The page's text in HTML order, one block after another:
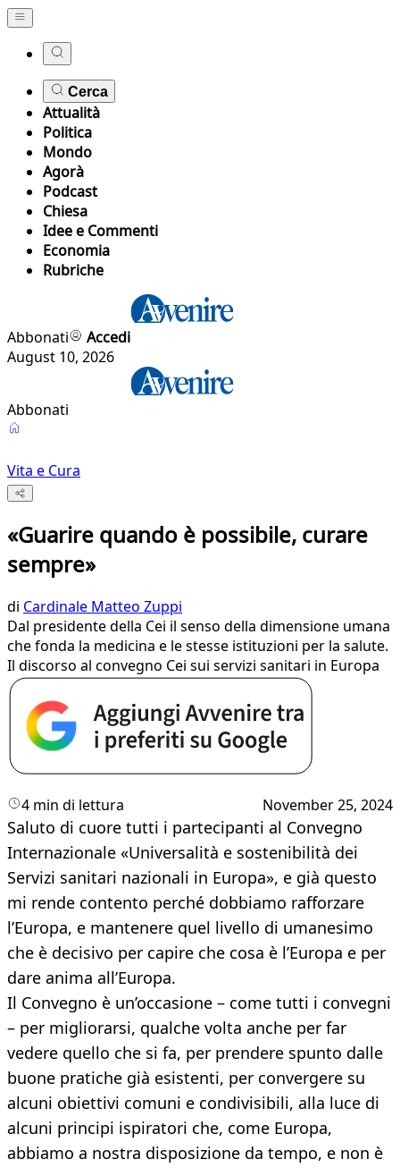
Cerca
Attualità
Politica
Mondo
Agorà
Podcast
Chiesa
Idee e Commenti
Economia
Rubriche
Abbonati
Accedi
August 10, 2026
Abbonati
Vita e Cura
«Guarire quando è possibile, curare
sempre»
di Cardinale Matteo Zuppi
Dal presidente della Cei il senso della dimensione umana
che fonda la medicina e le stesse istituzioni per la salute.
Il discorso al convegno Cei sui servizi sanitari in Europa
4 min di lettura November 25, 2024
Saluto di cuore tutti i partecipanti al Convegno
Internazionale «Universalità e sostenibilità dei
Servizi sanitari nazionali in Europa», e già questo
mi rende contento perché dobbiamo rafforzare
l’Europa, e mantenere quel livello di umanesimo
che è decisivo per capire che cosa è l’Europa e per
dare anima all’Europa.
Il Convegno è un’occasione – come tutti i convegni
– per migliorarsi, qualche volta anche per far
vedere quello che si fa, per prendere spunto dalle
buone pratiche già esistenti, per convergere su
alcuni obiettivi comuni e condivisibili, alla luce di
alcuni principi ispiratori che, come Europa,
abbiamo a nostra disposizione da tempo, e non è